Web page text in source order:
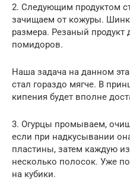
2. Следующим продуктом
зачищаем от кожуры.
размера. Резаный
помидоров.
Наша задача на данном
стал гораздо мягче. В
кипения будет вполне
3. Огурцы промываем,
если при надкусывании
пластины, затем каждую
несколько полосок. Уже
на кубики.